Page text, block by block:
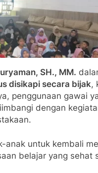
SH., MM.
disikapi secara bijak,
penggunaan gawai
dengan
anak untuk kembali
belajar yang sehat